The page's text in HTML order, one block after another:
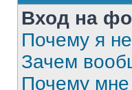
Вход на
Почему я
Зачем
Почему мне